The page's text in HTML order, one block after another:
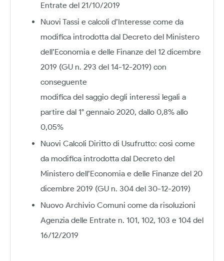
Entrate del 21/10/2019
Nuovi Tassi e calcoli d’Interesse come da
modifica introdotta dal Decreto del Ministero
dell’Economia e delle Finanze del 12 dicembre
2019 (GU n. 293 del 14-12-2019) con
conseguente
modifica del saggio degli interessi legali a
partire dal 1° gennaio 2020, dallo 0,8% allo
0,05%
Nuovi Calcoli Diritto di Usufrutto: così come
da modifica introdotta dal Decreto del
Ministero dell’Economia e delle Finanze del 20
dicembre 2019 (GU n. 304 del 30-12-2019)
Nuovo Archivio Comuni come da risoluzioni
Agenzia delle Entrate n. 101, 102, 103 e 104 del
16/12/2019